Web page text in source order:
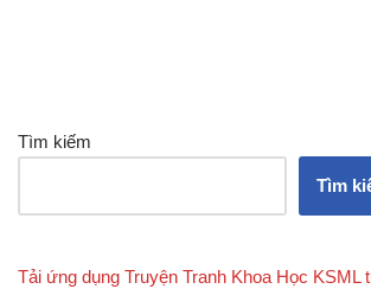
Tìm kiếm
Tìm
Tải ứng dụng Truyện Tranh Khoa Học KSML